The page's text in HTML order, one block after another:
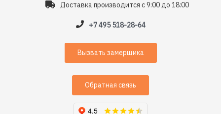
Доставка производится с 9:00 до 18:00
+7 495 518-28-64
Вызвать замерщика
Обратная связь